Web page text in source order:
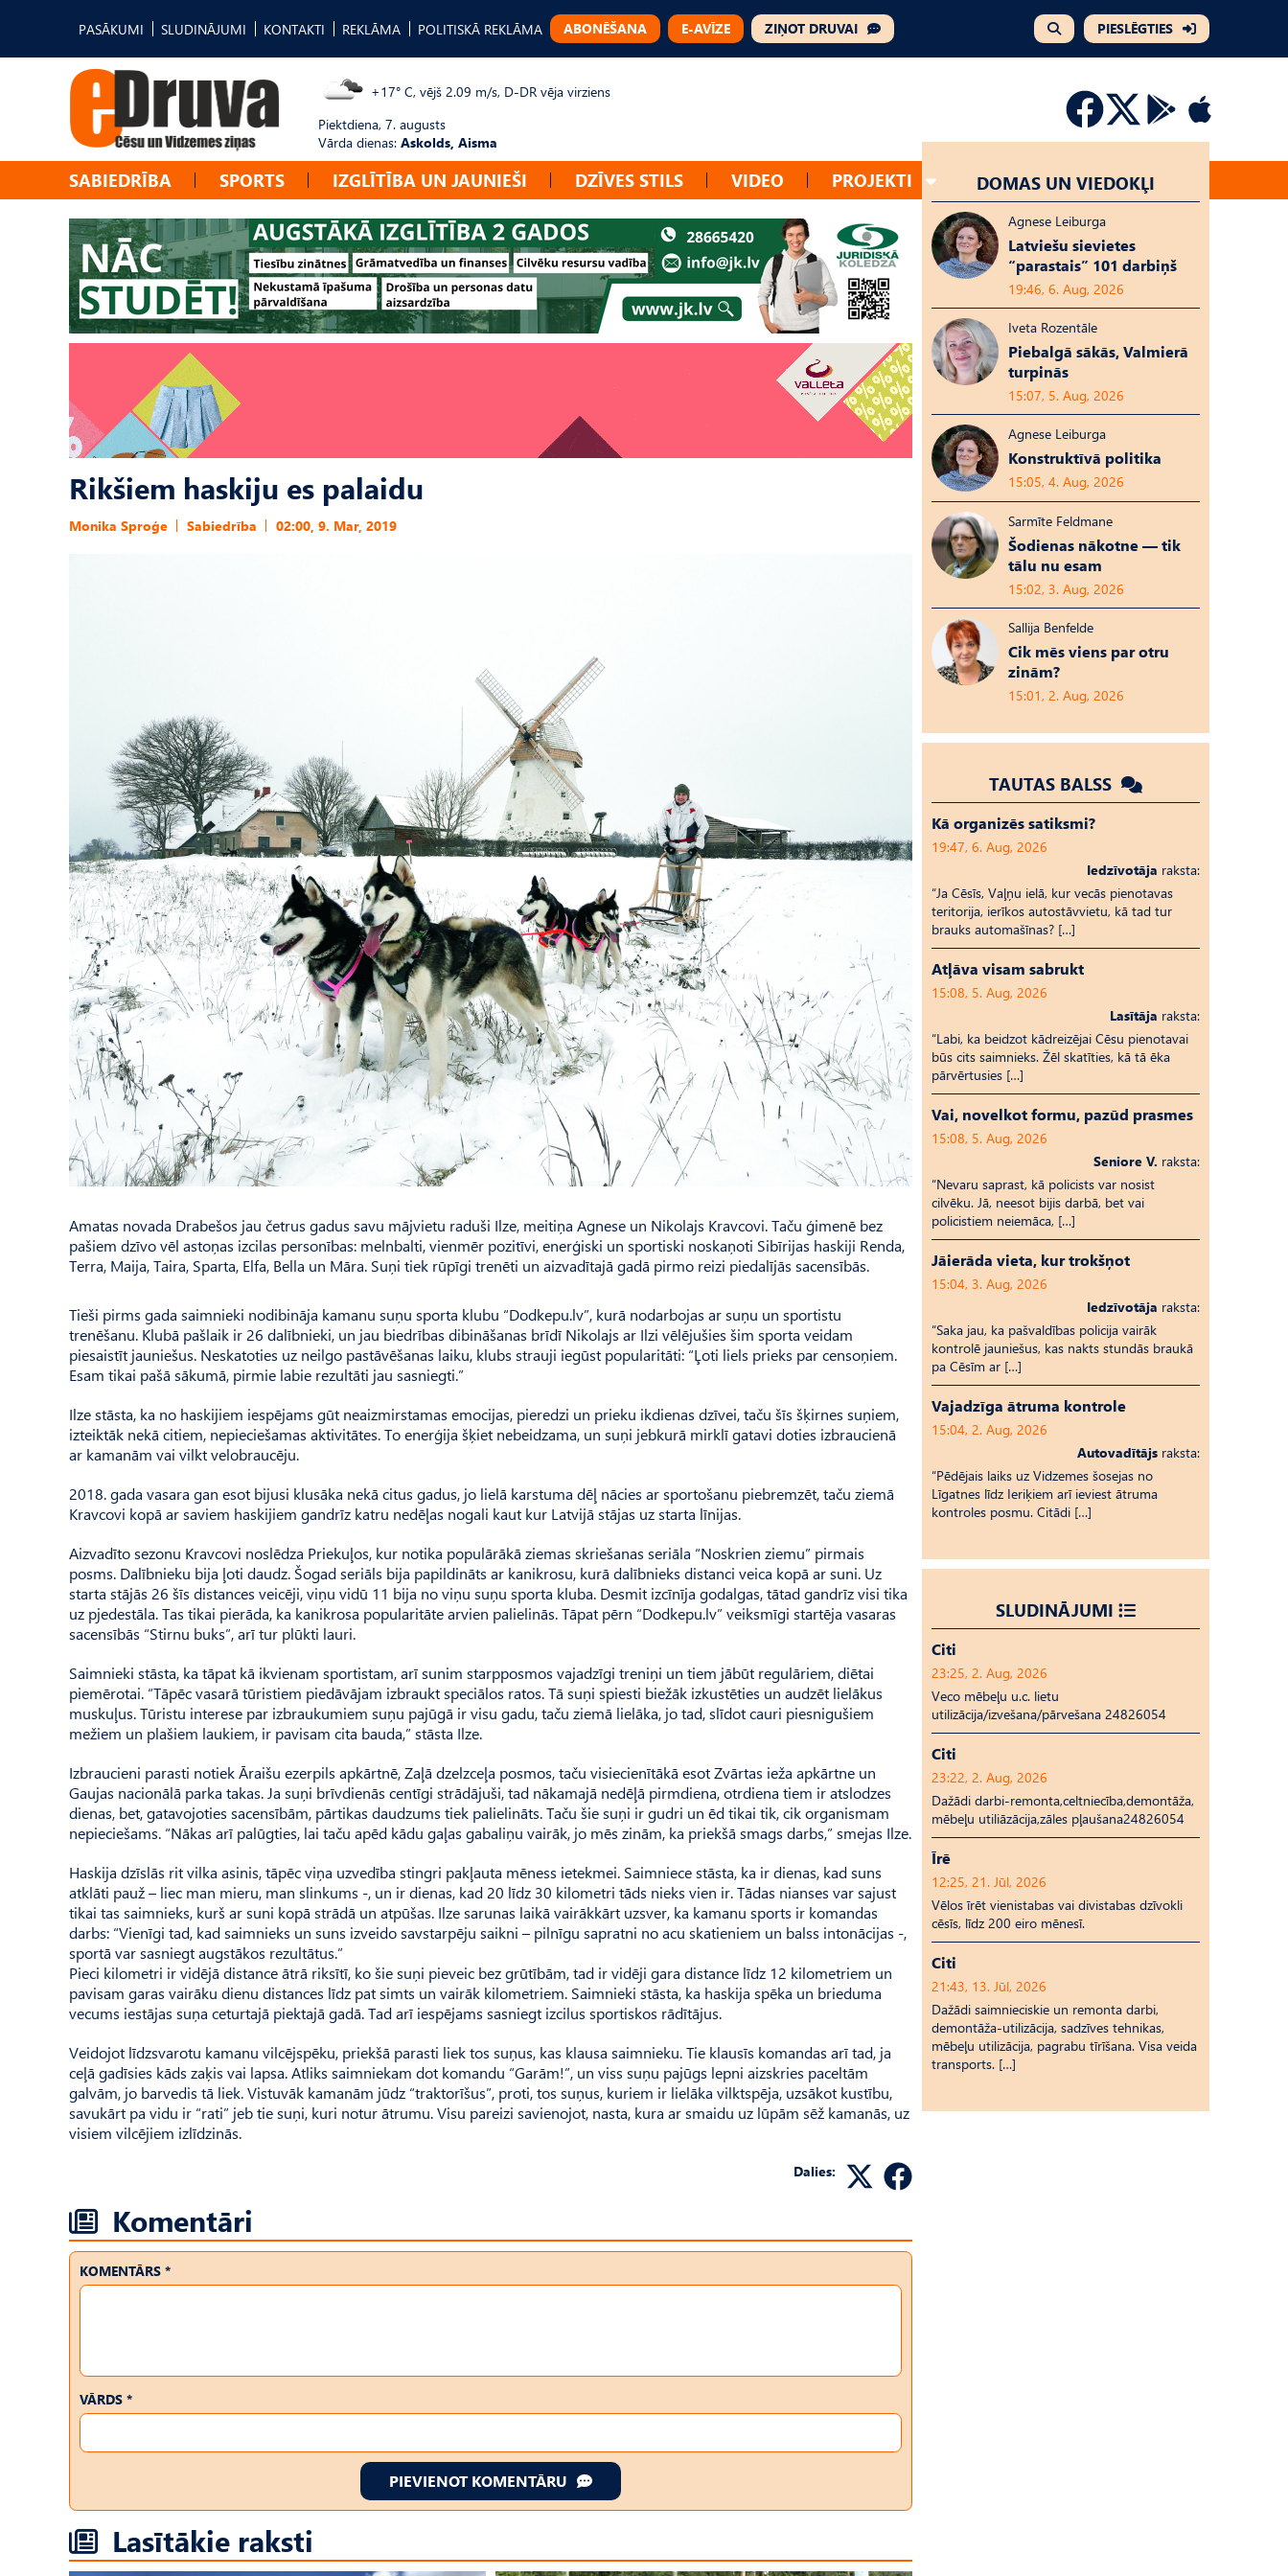
PASĀKUMI SLUDINĀJUMI KONTAKTI REKLĀMA POLITISKĀ REKLĀMA ABONĒŠANA E-AVĪZE ZIŅOT DRUVAI PIESLĒGTIES
+17° C, vējš 2.09 m/s, D-DR vēja virziens
Piektdiena, 7. augusts
Vārda dienas: Askolds, Aisma
SABIEDRĪBA SPORTS IZGLĪTĪBA UN JAUNIEŠI DZĪVES STILS VIDEO PROJEKTI
Rikšiem haskiju es palaidu
Monika Sproģe Sabiedrība 02:00, 9. Mar, 2019
Amatas novada Drabešos jau četrus gadus savu mājvietu raduši Ilze, meitiņa Agnese un Nikolajs Kravcovi. Taču ģimenē bez
pašiem dzīvo vēl astoņas izcilas personības: melnbalti, vienmēr pozitīvi, enerģiski un sportiski noskaņoti Sibīrijas haskiji Renda,
Terra, Maija, Taira, Sparta, Elfa, Bella un Māra. Suņi tiek rūpīgi trenēti un aizvadītajā gadā pirmo reizi piedalījās sacensībās.
Tieši pirms gada saimnieki nodibināja kamanu suņu sporta klubu “Dodkepu.lv”, kurā nodarbojas ar suņu un sportistu
trenēšanu. Klubā pašlaik ir 26 dalībnieki, un jau biedrības dibināšanas brīdī Nikolajs ar Ilzi vēlējušies šim sporta veidam
piesaistīt jauniešus. Neskatoties uz neilgo pastāvēšanas laiku, klubs strauji iegūst popularitāti: “Ļoti liels prieks par censoņiem.
Esam tikai pašā sākumā, pirmie labie rezultāti jau sasniegti.”
Ilze stāsta, ka no haskijiem iespējams gūt neaizmirstamas emocijas, pieredzi un prieku ikdienas dzīvei, taču šīs šķirnes suņiem,
izteiktāk nekā citiem, nepieciešamas aktivitātes. To enerģija šķiet nebeidzama, un suņi jebkurā mirklī gatavi doties izbraucienā
ar kamanām vai vilkt velobraucēju.
2018. gada vasara gan esot bijusi klusāka nekā citus gadus, jo lielā karstuma dēļ nācies ar sportošanu piebremzēt, taču ziemā
Kravcovi kopā ar saviem haskijiem gandrīz katru nedēļas nogali kaut kur Latvijā stājas uz starta līnijas.
Aizvadīto sezonu Kravcovi noslēdza Priekuļos, kur notika populārākā ziemas skriešanas seri­āla “Noskrien ziemu” pirmais
posms. Dalībnieku bija ļoti daudz. Šogad seriāls bija papildināts ar kanikrosu, kurā dalībnieks distanci veica kopā ar suni. Uz
starta stājās 26 šīs distances veicēji, viņu vidū 11 bija no viņu suņu sporta kluba. Desmit izcīnīja godalgas, tātad gandrīz visi tika
uz pjedestāla. Tas tikai pierāda, ka kanikrosa popularitāte arvien palielinās. Tāpat pērn “Dodke­pu.lv” veiksmīgi startēja vasaras
sacensībās “Stirnu buks”, arī tur plūkti lauri.
Saimnieki stāsta, ka tāpat kā ikvienam sportistam, arī sunim starpposmos vajadzīgi treniņi un tiem jābūt regulāriem, diētai
piemērotai. “Tāpēc vasarā tūristiem piedāvājam izbraukt speciālos ratos. Tā suņi spiesti biežāk izkustēties un audzēt lielākus
muskuļus. Tūristu interese par izbraukumiem suņu pajūgā ir visu gadu, taču ziemā lielāka, jo tad, slīdot cauri piesnigušiem
mežiem un plašiem laukiem, ir pavisam cita bauda,” stāsta Ilze.
Izbraucieni parasti notiek Āraišu ezerpils apkārtnē, Zaļā dzelzceļa posmos, taču visiecienītākā esot Zvārtas ieža apkārtne un
Gaujas nacionālā parka takas. Ja suņi brīvdienās centīgi strādājuši, tad nākamajā nedēļā pirmdiena, otrdiena tiem ir atslodzes
dienas, bet, gatavojoties sacensībām, pārtikas daudzums tiek palielināts. Taču šie suņi ir gudri un ēd tikai tik, cik organismam
nepieciešams. “Nākas arī palūgties, lai taču apēd kādu gaļas gabaliņu vairāk, jo mēs zinām, ka priekšā smags darbs,” smejas Ilze.
Haskija dzīslās rit vilka asinis, tāpēc viņa uzvedība stingri pakļauta mēness ietekmei. Saimnie­ce stāsta, ka ir dienas, kad suns
atklāti pauž – liec man mieru, man slinkums -, un ir dienas, kad 20 līdz 30 kilometri tāds nieks vien ir. Tādas nianses var sajust
tikai tas saimnieks, kurš ar suni kopā strādā un atpūšas. Ilze sarunas laikā vairākkārt uzsver, ka kamanu sports ir komandas
darbs: “Vienīgi tad, kad saimnieks un suns izveido savstarpēju saikni – pilnīgu sapratni no acu skatieniem un balss intonācijas -,
sportā var sasniegt augstākos rezultātus.”
Pieci kilometri ir vidējā distance ātrā riksītī, ko šie suņi pieveic bez grūtībām, tad ir vidēji gara distance līdz 12 kilometriem un
pavisam garas vairāku dienu distances līdz pat simts un vairāk kilometriem. Saimnieki stāsta, ka haskija spēka un brieduma
vecums iestājas suņa ceturtajā piektajā gadā. Tad arī iespējams sasniegt izcilus sportiskos rādītājus.
Veidojot līdzsvarotu kamanu vilcējspēku, priekšā parasti liek tos suņus, kas klausa saimnieku. Tie klausīs komandas arī tad, ja
ceļā gadīsies kāds zaķis vai lapsa. Atliks saimniekam dot komandu “Garām!”, un viss suņu pajūgs lepni aizskries paceltām
galvām, jo barvedis tā liek. Vistuvāk kamanām jūdz “traktorīšus”, proti, tos suņus, kuriem ir lielāka vilkt­spēja, uzsākot kustību,
savukārt pa vidu ir “rati” jeb tie suņi, kuri notur ātrumu. Visu pareizi savienojot, nasta, kura ar smaidu uz lūpām sēž kamanās, uz
visiem vilcējiem izlīdzinās.
Dalies:
Komentāri
KOMENTĀRS *
VĀRDS *
PIEVIENOT KOMENTĀRU
Lasītākie raksti
DOMAS UN VIEDOKĻI
Agnese Leiburga
Latviešu sievietes
“parastais” 101 darbiņš
19:46, 6. Aug, 2026
Iveta Rozentāle
Piebalgā sākās, Valmierā
turpinās
15:07, 5. Aug, 2026
Agnese Leiburga
Konstruktīvā politika
15:05, 4. Aug, 2026
Sarmīte Feldmane
Šodienas nākotne — tik
tālu nu esam
15:02, 3. Aug, 2026
Sallija Benfelde
Cik mēs viens par otru
zinām?
15:01, 2. Aug, 2026
TAUTAS BALSS
Kā organizēs satiksmi?
19:47, 6. Aug, 2026
Iedzīvotāja raksta:
“Ja Cēsīs, Vaļņu ielā, kur vecās pienotavas
teritorija, ierīkos autostāvvietu, kā tad tur
brauks automašīnas? […]
Atļāva visam sabrukt
15:08, 5. Aug, 2026
Lasītāja raksta:
“Labi, ka beidzot kādreizējai Cēsu pienotavai
būs cits saimnieks. Žēl skatīties, kā tā ēka
pārvērtusies […]
Vai, novelkot formu, pazūd prasmes
15:08, 5. Aug, 2026
Seniore V. raksta:
“Nevaru saprast, kā policists var nosist
cilvēku. Jā, neesot bijis darbā, bet vai
policistiem neiemāca, […]
Jāierāda vieta, kur trokšņot
15:04, 3. Aug, 2026
Iedzīvotāja raksta:
“Saka jau, ka pašvaldības policija vairāk
kontrolē jauniešus, kas nakts stundās braukā
pa Cēsīm ar […]
Vajadzīga ātruma kontrole
15:04, 2. Aug, 2026
Autovadītājs raksta:
“Pēdējais laiks uz Vid­ze­mes šosejas no
Līgatnes līdz Ieriķiem arī ieviest ātruma
kontroles posmu. Citādi […]
SLUDINĀJUMI
Citi
23:25, 2. Aug, 2026
Veco mēbeļu u.c. lietu
utilizācija/izvešana/pārvešana 24826054
Citi
23:22, 2. Aug, 2026
Dažādi darbi-remonta,celtniecība,demontāža,
mēbeļu utiliāzācija,zāles pļaušana24826054
Īrē
12:25, 21. Jūl, 2026
Vēlos īrēt vienistabas vai divistabas dzīvokli
cēsīs, līdz 200 eiro mēnesī.
Citi
21:43, 13. Jūl, 2026
Dažādi saimnieciskie un remonta darbi,
demontāža-utilizācija, sadzīves tehnikas,
mēbeļu utilizācija, pagrabu tīrīšana. Visa veida
transports. […]